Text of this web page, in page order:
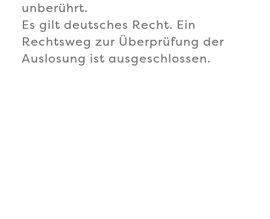
unberührt.
Es gilt deutsches Recht. Ein
Rechtsweg zur Überprüfung der
Auslosung ist ausgeschlossen.